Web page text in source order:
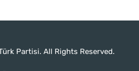
Partisi. All Rights Reserved.